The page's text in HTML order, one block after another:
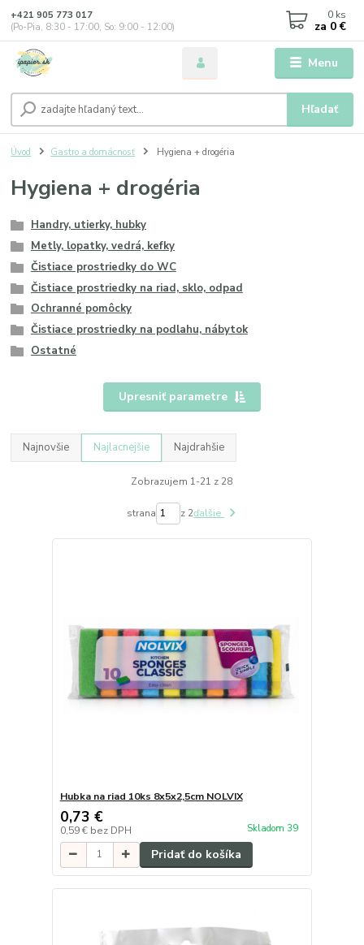
Menu
Hľadať
+421 905 773 017
(Po-Pia, 8:30 - 17:00, So: 9:00 - 12:00)
0 ks
za 0 €
Úvod Gastro a domácnosť Hygiena + drogéria
Hygiena + drogéria
Handry, utierky, hubky
Metly, lopatky, vedrá, kefky
Čistiace prostriedky do WC
Čistiace prostriedky na riad, sklo, odpad
Ochranné pomôcky
Čistiace prostriedky na podlahu, nábytok
Ostatné
Upresniť parametre
Najnovšie Najlacnejšie Najdrahšie
Zobrazujem 1-21 z 28
strana z 2ďalšie
Hubka na riad 10ks 8x5x2,5cm NOLVIX
0,73 €
0,59 € bez DPH Skladom 39
Pridať do košíka